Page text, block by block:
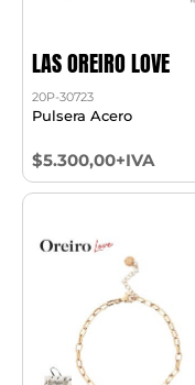
LAS OREIRO LOVE
20P-30723
Pulsera Acero
$5.300,00+IVA